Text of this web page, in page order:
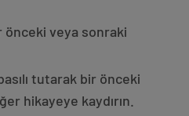
önceki veya sonraki
tutarak bir önceki
hikayeye kaydırın.